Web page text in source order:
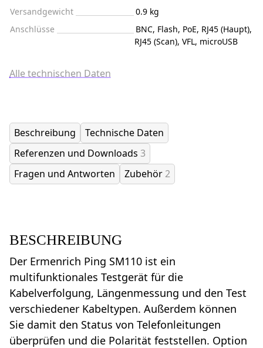
Versandgewicht
0.9 kg
Anschlüsse
BNC, Flash, PoE, RJ45 (Haupt),
RJ45 (Scan), VFL, microUSB
Alle technischen Daten
Beschreibung
Technische Daten
Referenzen und Downloads 3
Fragen und Antworten
Zubehör 2
BESCHREIBUNG
Der Ermenrich Ping SM110 ist ein
multifunktionales Testgerät für die
Kabelverfolgung, Längenmessung und den Test
verschiedener Kabeltypen. Außerdem können
Sie damit den Status von Telefonleitungen
überprüfen und die Polarität feststellen. Option